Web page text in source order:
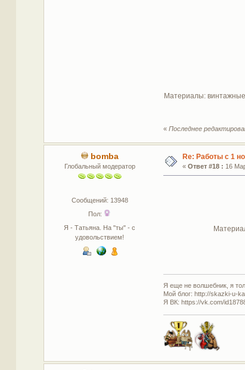
Материалы:
« Последнее
bomba
Глобальный модератор
Сообщений: 13948
Пол:
Я - Татьяна. На "ты" - с
удовольствием!
Re: Работы с 1
« Ответ #18 : 16
Я еще не волшебник, я
Мой блог: http://skazki-u-
Я ВК: https://vk.com/